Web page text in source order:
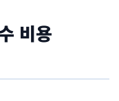
비용